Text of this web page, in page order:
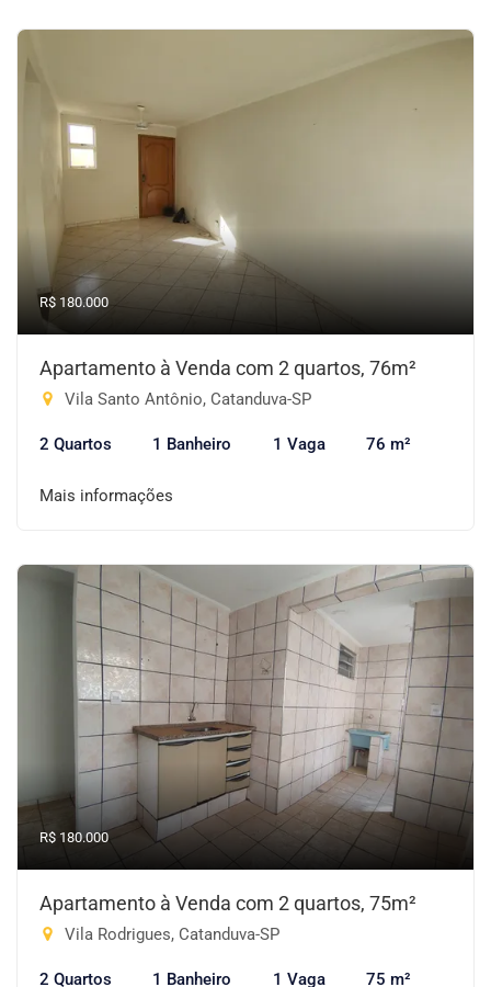
R$ 180.000
Apartamento à Venda com 2 quartos, 76m²
Vila Santo Antônio, Catanduva-SP
2 Quartos 1 Banheiro 1 Vaga 76 m²
Mais informações
R$ 180.000
Apartamento à Venda com 2 quartos, 75m²
Vila Rodrigues, Catanduva-SP
2 Quartos 1 Banheiro 1 Vaga 75 m²